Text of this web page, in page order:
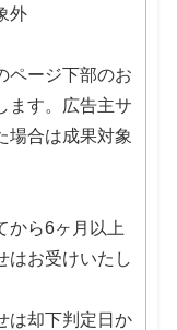
外
ページ下部のお
ます。広告主サ
場合は成果対象
から6ヶ月以上
はお受けいたし
は却下判定日か